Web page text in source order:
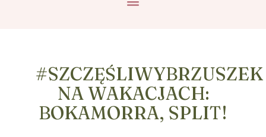
#SZCZĘŚLIWYBRZUSZEK
NA WAKACJACH:
BOKAMORRA, SPLIT!